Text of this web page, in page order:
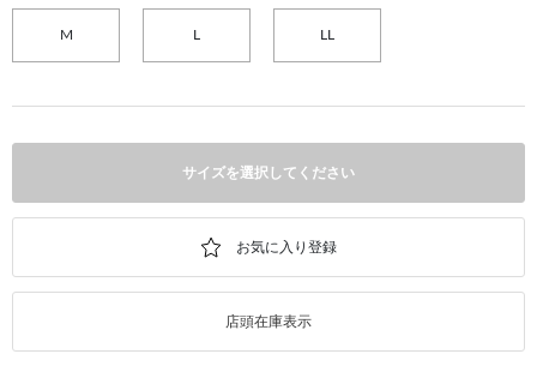
M
サイズを選択してください
店頭在庫表示